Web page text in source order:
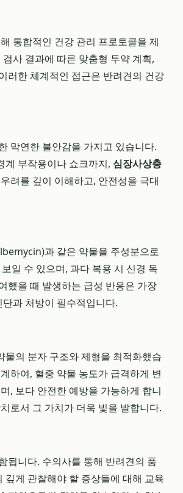
통합적인 건강 관리 프로토콜을 제
사 결과에 따른 맞춤형 투약 계획,
러한 체계적인 접근은 반려견의 건강
막연한 불안감을 가지고 있습니다.
계 부작용이나 쇼크까지, 심장사상충
려를 깊이 이해하고, 안전성을 극대
과 같은 약물을 주성분으로
일 수 있으며, 과다 복용 시 신경 독
했을 때 발생하는 급성 반응은 가장
과 처방이 필수적입니다.
의 분자 구조와 제형을 최적화했습
하여, 혈중 약물 농도가 급격하게 변
, 보다 안전한 예방을 가능하게 합니
로서 그 가치가 더욱 빛을 발합니다.
됩니다. 수의사를 통해 반려견의 품
게 관찰해야 할 증상들에 대해 교육